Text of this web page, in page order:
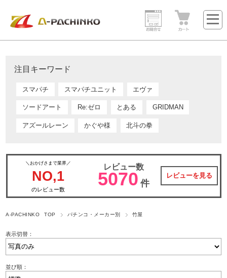
注目キーワード
スマパチ スマパチユニット エヴァ
ソードアート Re:ゼロ とある GRIDMAN
アズールレーン かぐや様 北斗の拳
＼おかげさまで業界／
NO,1
のレビュー数
レビュー数
5070 件
レビューを見る
A-PACHINKO TOP パチンコ・メーカー別 竹屋
表示切替：
並び順：